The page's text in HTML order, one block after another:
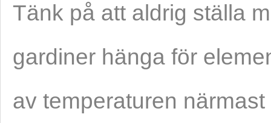
Tänk på att aldrig ställa
gardiner hänga för
av temperaturen